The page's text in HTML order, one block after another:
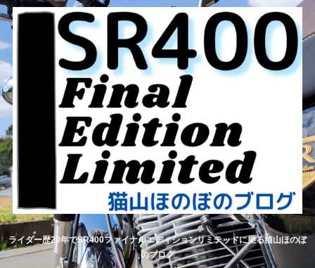
ライダー歴20年でSR400ファイナルエディションリミテッドに乗る猫山ほのぼ
のブログ